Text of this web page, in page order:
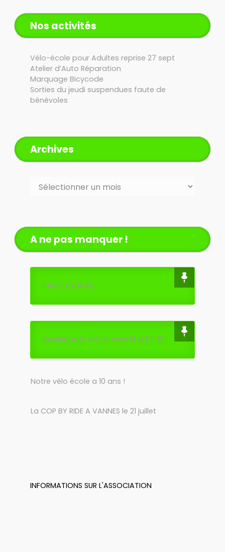
Nos activités
Vélo-école pour Adultes reprise 27 sept
Atelier d’Auto Réparation
Marquage Bicycode
Sorties du jeudi suspendues faute de
bénévoles
Archives
Archives
A ne pas manquer !
PAUSE ESTIVALE
BOURSE AUX VÉLOS sam 19 SEPT 26
Notre vélo école a 10 ans !
La COP BY RIDE A VANNES le 21 juillet
INFORMATIONS SUR L'ASSOCIATION